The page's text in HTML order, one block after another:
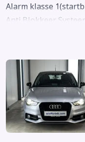
Alarm klasse
Anti Blokkeer
Bi-xenon koplampen
Boordcomputer
Buitenspiegels
Centrale
Cruise control
Elektrische ramen